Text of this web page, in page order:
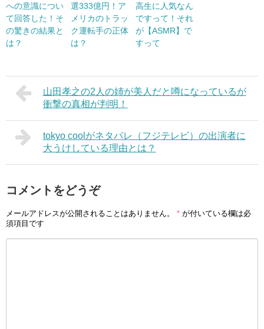
への意識につい
て回答した！そ
の驚きの結果と
は？
選333億円！ア
メリカのトラッ
ク運転手の正体
は？
高生に人気なん
ですって！それ
が【ASMR】で
すって
山田孝之の2人の姉が美人だと噂になっているが
衝撃の真相が判明！
tokyo coolがネタパレ（フジテレビ）の出演者に
大うけしている理由とは？
コメントをどうぞ
メールアドレスが公開されることはありません。 * が付いている欄は必
須項目です